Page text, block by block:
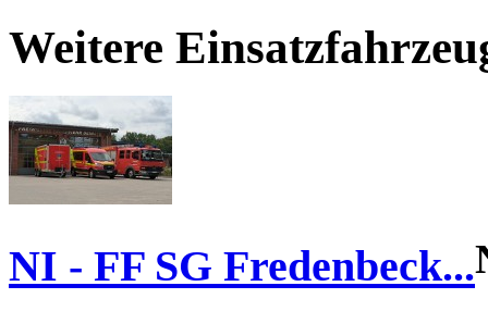
Weitere
NI - FF SG Fredenbeck...